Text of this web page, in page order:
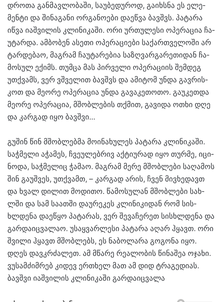
დრო­თა გან­მავ­ლო­ბა­ში, სა­უ­ბე­დუ­როდ, გა­იხ­სნა ეს ელე­
მენ­ტი და ში­ნა­გა­ნი ორ­გა­ნო­ე­ბი და­ეწ­ვა ბავ­შვს. პა­ტა­რა
იწვა იაშ­ვი­ლის კლი­ნი­კა­ში. ორი ურ­თუ­ლე­სი ოპე­რა­ცია ჩა­
უ­ტარ­და. ამ­ბო­ბენ ასე­თი ოპე­რა­ცი­ე­ბი სა­ქარ­თვე­ლო­ში არ
ტარ­დე­ბაო, მაგ­რამ ჩა­უ­ტა­რე­ბია სა­ზღვარ­გა­რე­თი­დან ჩა­
მო­სულ ექიმს. თუმ­ცა მას პირ­ვე­ლი ოპე­რა­ცი­ის შემ­დეგ
უთ­ქვამს, ვერ ვშვე­ლით ბავ­შვს და ამი­ტომ უნდა გავ­რის­
კოთ და მე­ო­რე ოპე­რა­ცია უნდა გა­ვა­კე­თო­თო. გა­უ­კეთ­და
მე­ო­რე ოპე­რა­ცია, მშობ­ლე­ბის თქმით, გა­ვი­და ოთხი დღე
და კარ­გად იყო ბავ­შვი…
გუ­შინ წინ მშობ­ლებ­მა მო­ი­ნა­ხუ­ლეს პა­ტა­რა კლი­ნი­კა­ში.
საჭ­მე­ლი აჭა­მეს, ჩვე­უ­ლებ­რივ აქ­ტი­უ­რად იყო თურ­მე, იცი­
ნო­და, საჭ­მე­ლიც ჭა­მაო. მაგ­რამ მერე მშობ­ლე­ბი სა­ღა­მოს
შინ გა­უშ­ვეს, უთ­ქვამთ, – კარ­გად არის, ჩვენ მივ­ხე­დავთ
და ხვალ დი­ლით მო­დი­თო. წა­მო­სუ­ლან მშობ­ლე­ბი სახ­
ლში და სამ სა­ათ­ში და­უ­რე­კეს კლი­ნი­კი­დან რომ სის­
ხლდე­ნა და­ე­წყო პა­ტა­რას, ვერ შე­ვა­ჩე­რეთ სის­ხლდე­ნა და
გარ­და­იც­ვა­ლაო. უსაყ­ვარ­ლე­სი პა­ტა­რა აღარ ჰყავთ. ორი
შვი­ლი ჰყავთ მშობ­ლებს, ეს ნა­ბო­ლა­რა გო­გო­ნა იყო.
დღეს დავ­კრძა­ლეთ. ამ მწა­რე რე­ა­ლო­ბის წი­ნა­შეა ოჯა­ხი.
ვუ­სამ­ძიმ­რებ კი­დევ ერთხელ მათ ამ დიდ ტრა­გე­დი­ას.
ბავ­შვი იაშ­ვი­ლის კლი­ნი­კა­ში გარ­და­იც­ვა­ლა